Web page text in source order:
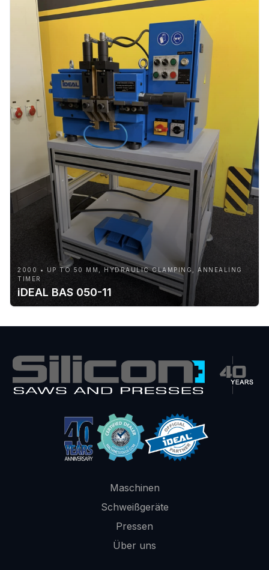
2000 • UP TO 50 MM, HYDRAULIC CLAMPING, ANNEALING
TIMER
iDEAL BAS 050-11
Maschinen
Schweißgeräte
Pressen
Über uns